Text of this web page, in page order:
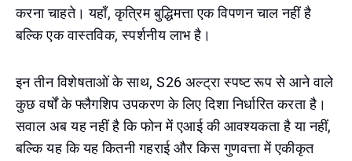
करना चाहते। यहाँ, कृत्रिम बुद्धिमत्ता एक विपणन चाल नहीं है
बल्कि एक वास्तविक, स्पर्शनीय लाभ है।
इन तीन विशेषताओं के साथ, S26 अल्ट्रा स्पष्ट रूप से आने वाले
कुछ वर्षों के फ्लैगशिप उपकरण के लिए दिशा निर्धारित करता है।
सवाल अब यह नहीं है कि फोन में एआई की आवश्यकता है या नहीं,
बल्कि यह कि यह कितनी गहराई और किस गुणवत्ता में एकीकृत